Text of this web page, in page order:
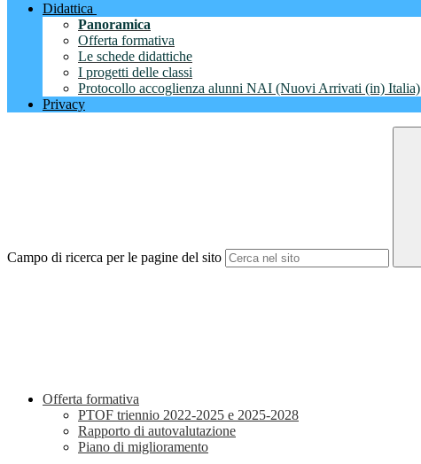
Didattica
Panoramica
Offerta formativa
Le schede didattiche
I progetti delle classi
Protocollo accoglienza alunni NAI (Nuovi Arrivati (in) Italia)
Privacy
Campo di ricerca per le pagine del sito
Offerta formativa
PTOF triennio 2022-2025 e 2025-2028
Rapporto di autovalutazione
Piano di miglioramento